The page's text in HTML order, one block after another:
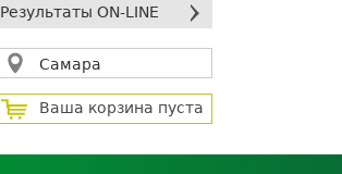
Результаты ON-LINE
Самара
Ваша корзина пуста